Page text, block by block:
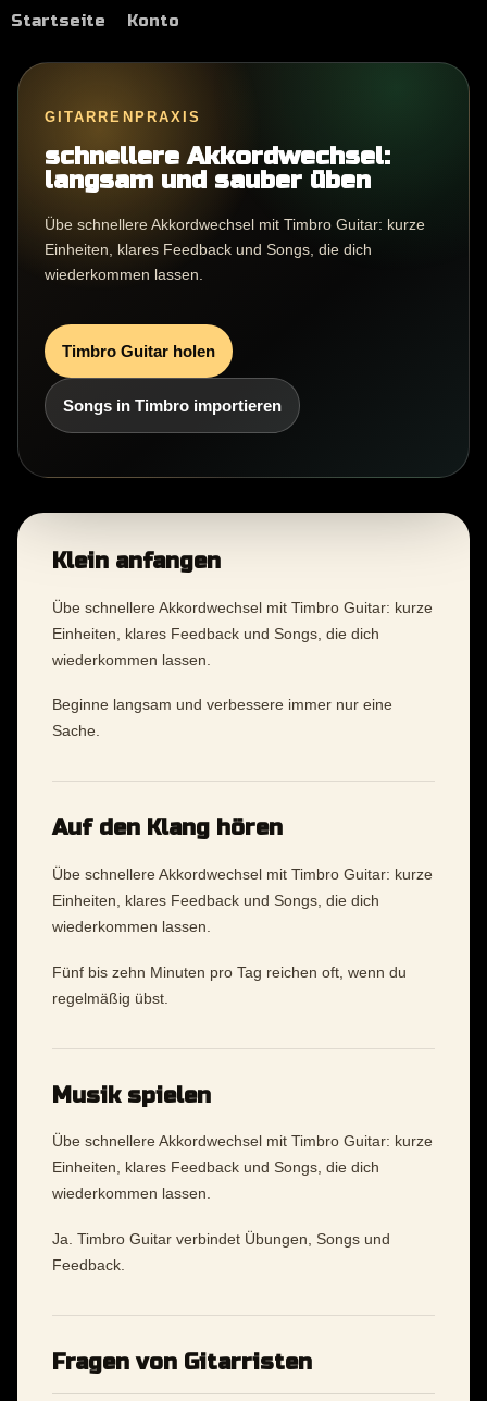
Startseite Konto
GITARRENPRAXIS
schnellere Akkordwechsel:
langsam und sauber üben
Übe schnellere Akkordwechsel mit Timbro Guitar: kurze
Einheiten, klares Feedback und Songs, die dich
wiederkommen lassen.
Timbro Guitar holen
Songs in Timbro importieren
Klein anfangen
Übe schnellere Akkordwechsel mit Timbro Guitar: kurze
Einheiten, klares Feedback und Songs, die dich
wiederkommen lassen.
Beginne langsam und verbessere immer nur eine
Sache.
Auf den Klang hören
Übe schnellere Akkordwechsel mit Timbro Guitar: kurze
Einheiten, klares Feedback und Songs, die dich
wiederkommen lassen.
Fünf bis zehn Minuten pro Tag reichen oft, wenn du
regelmäßig übst.
Musik spielen
Übe schnellere Akkordwechsel mit Timbro Guitar: kurze
Einheiten, klares Feedback und Songs, die dich
wiederkommen lassen.
Ja. Timbro Guitar verbindet Übungen, Songs und
Feedback.
Fragen von Gitarristen